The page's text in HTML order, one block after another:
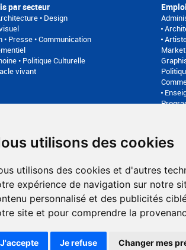
utilisons des cookies
utilisons des cookies et d'autres
expérience de navigation sur notre
personnalisé et des publicités
site et pour comprendre la
J'accepte Je refuse Changer mes
par secteur
• Design
• Presse • Communication
• Politique Culturelle
vivant
métiers de la
Accompagnement
Bilan de
d'emploi, entretien
www.profilculture-